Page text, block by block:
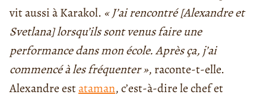
vit aussi à Karakol. « J’ai rencontré [Alexandre et
Svetlana] lorsqu’ils sont venus faire une
performance dans mon école. Après ça, j’ai
commencé à les fréquenter », raconte-t-elle.
Alexandre estataman, c’est-à-dire le chef et